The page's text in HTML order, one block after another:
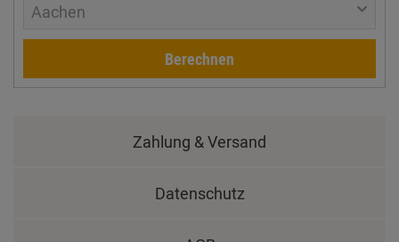
Aachen
Berechnen
Zahlung & Versand
Datenschutz